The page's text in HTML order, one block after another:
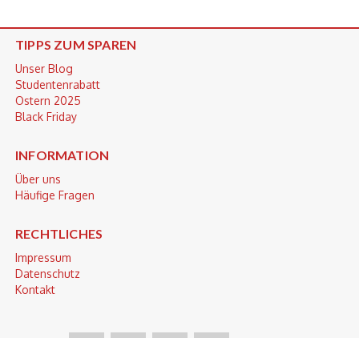
TIPPS ZUM SPAREN
Unser Blog
Studentenrabatt
Ostern 2025
Black Friday
INFORMATION
Über uns
Häufige Fragen
RECHTLICHES
Impressum
Datenschutz
Kontakt